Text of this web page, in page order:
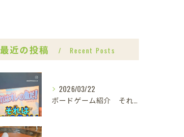
最近の投稿 Recent Posts
2026/03/22
ボードゲーム紹介 それはオレの魚だ！